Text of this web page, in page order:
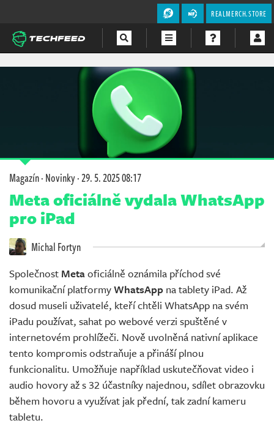
REALMERCH.STORE
Magazín·Novinky·29. 5. 2025 08:17
Meta oficiálně vydala WhatsApp
pro iPad
Michal Fortyn
Společnost Metaoficiálně oznámila příchod své
komunikační platformyWhatsApp na tablety iPad. Až
dosud museli uživatelé, kteří chtěli WhatsApp na svém
iPadu používat, sahat po webové verzi spuštěné v
internetovém prohlížeči. Nově uvolněná nativní aplikace
tento kompromis odstraňuje a přináší plnou
funkcionalitu. Umožňuje například uskutečňovat video i
audio hovory až s 32 účastníky najednou, sdílet obrazovku
během hovoru a využívat jak přední, tak zadní kameru
tabletu.